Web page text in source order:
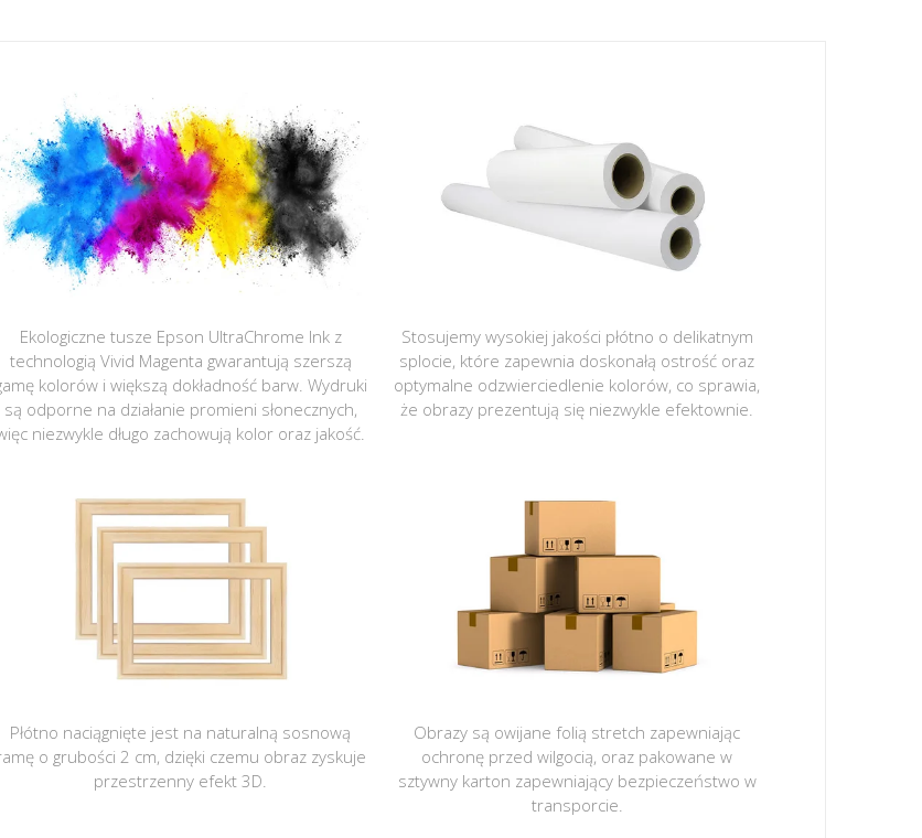
Ekologiczne tusze Epson UltraChrome Ink z
technologią Vivid Magenta gwarantują szerszą
kolorów i większą dokładność barw. Wydruki
są odporne na działanie promieni słonecznych,
niezwykle długo zachowują kolor oraz jakość.
Stosujemy wysokiej jakości płótno o delikatnym
splocie, które zapewnia doskonałą ostrość oraz
optymalne odzwierciedlenie kolorów, co sprawia,
że obrazy prezentują się niezwykle efektownie.
Płótno naciągnięte jest na naturalną sosnową
o grubości 2 cm, dzięki czemu obraz zyskuje
przestrzenny efekt 3D.
Obrazy są owijane folią stretch zapewniając
ochronę przed wilgocią, oraz pakowane w
sztywny karton zapewniający bezpieczeństwo w
transporcie.